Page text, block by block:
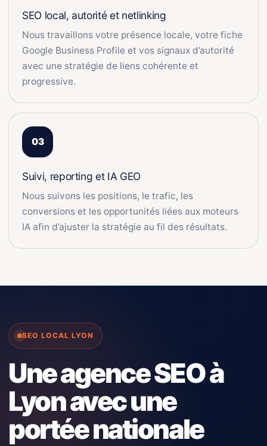
SEO local, autorité et netlinking
Nous travaillons votre présence locale, votre fiche
Google Business Profile et vos signaux d’autorité
avec une stratégie de liens cohérente et
progressive.
Suivi, reporting et IA GEO
Nous suivons les positions, le trafic, les
conversions et les opportunités liées aux moteurs
IA afin d’ajuster la stratégie au fil des résultats.
SEO LOCAL LYON
Une agence SEO à
Lyon avec une
portée nationale